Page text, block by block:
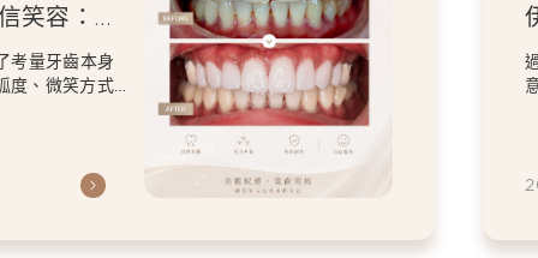
磨
特色的微
改善了原本在
留患者喜歡的